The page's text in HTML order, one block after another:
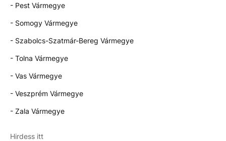
- Pest Vármegye
- Somogy Vármegye
- Szabolcs-Szatmár-Bereg Vármegye
- Tolna Vármegye
- Vas Vármegye
- Veszprém Vármegye
- Zala Vármegye
Hirdess itt